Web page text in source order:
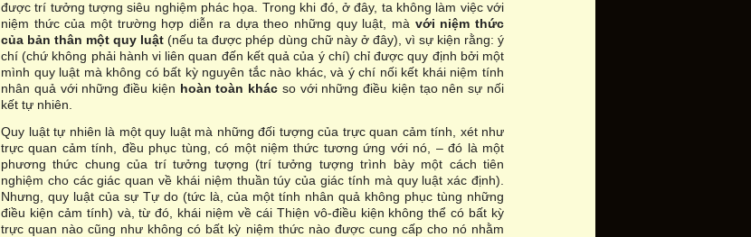
được trí tưởng tượng siêu nghiệm phác họa. Trong khi đó, ở đây, ta không làm việc với
niệm thức của một trường hợp diễn ra dựa theo những quy luật, mà với niệm thức
của bản thân một quy luật(nếu ta được phép dùng chữ này ở đây), vì sự kiện rằng: ý
chí (chứ không phải hành vi liên quan đến kết quả của ý chí) chỉ được quy định bởi một
mình quy luật mà không có bất kỳ nguyên tắc nào khác, và ý chí nối kết khái niệm tính
nhân quả với những điều kiện hoàn toàn khác so với những điều kiện tạo nên sự nối
kết tự nhiên.
Quy luật tự nhiên là một quy luật mà những đối tượng của trực quan cảm tính, xét như
trực quan cảm tính, đều phục tùng, có một niệm thức tương ứng với nó, – đó là một
phương thức chung của trí tưởng tượng (trí tưởng tượng trình bày một cách tiên
nghiệm cho các giác quan về khái niệm thuần túy của giác tính mà quy luật xác định).
Nhưng, quy luật của sự Tự do (tức là, của một tính nhân quả không phục tùng những
điều kiện cảm tính) và, từ đó, khái niệm về cái Thiện vô-điều kiện không thể có bất kỳ
trực quan nào cũng như không có bất kỳ niệm thức nào được cung cấp cho nó nhằm